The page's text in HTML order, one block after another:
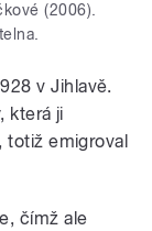
(2006).
v Jihlavě.
která ji
totiž emigroval
čímž ale